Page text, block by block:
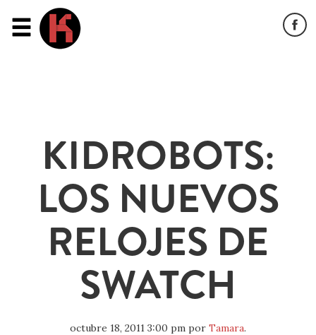
KIDROBOTS:
LOS NUEVOS
RELOJES DE
SWATCH
octubre 18, 2011 3:00 pm por Tamara.